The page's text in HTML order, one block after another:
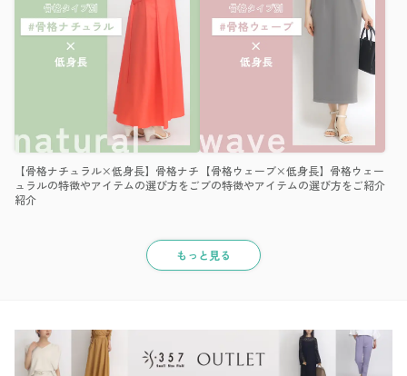
【骨格ナチュラル×低身長】骨格ナチ
ュラルの特徴やアイテムの選び方をご
紹介
【骨格ウェーブ×低身長】骨格ウェー
ブの特徴やアイテムの選び方をご紹介
もっと見る